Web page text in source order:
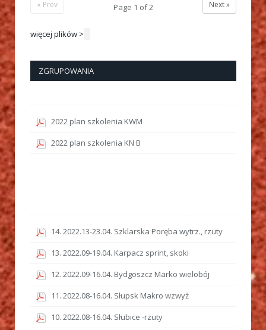
Next »
Page 1 of2
« Prev
więcej plików >
ZGRUPOWANIA
2022 plan szkolenia KWM
2022 plan szkolenia KN B
14. 2022.13-23.04. Szklarska Poręba wytrz., rzuty
13. 2022.09-19.04. Karpacz sprint, skoki
12. 2022.09-16.04. Bydgoszcz Marko wielobój
11. 2022.08-16.04. Słupsk Makro wzwyż
10. 2022.08-16.04. Słubice -rzuty